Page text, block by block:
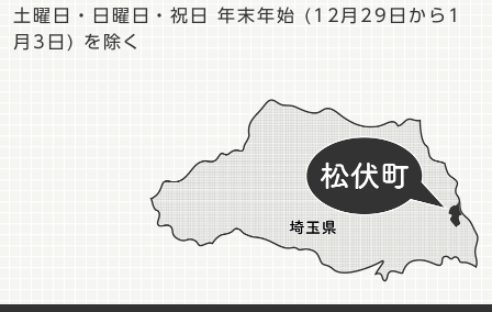
土曜日・日曜日・祝日 年末年始 (12月29日から1
月3日) を除く